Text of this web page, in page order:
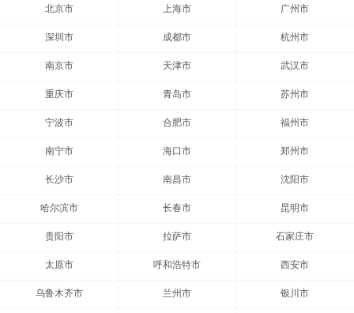
北京市 上海市 广州市
深圳市 成都市 杭州市
南京市 天津市 武汉市
重庆市 青岛市 苏州市
宁波市 合肥市 福州市
南宁市 海口市 郑州市
长沙市 南昌市 沈阳市
哈尔滨市 长春市 昆明市
贵阳市 拉萨市 石家庄市
太原市 呼和浩特市 西安市
乌鲁木齐市 兰州市 银川市